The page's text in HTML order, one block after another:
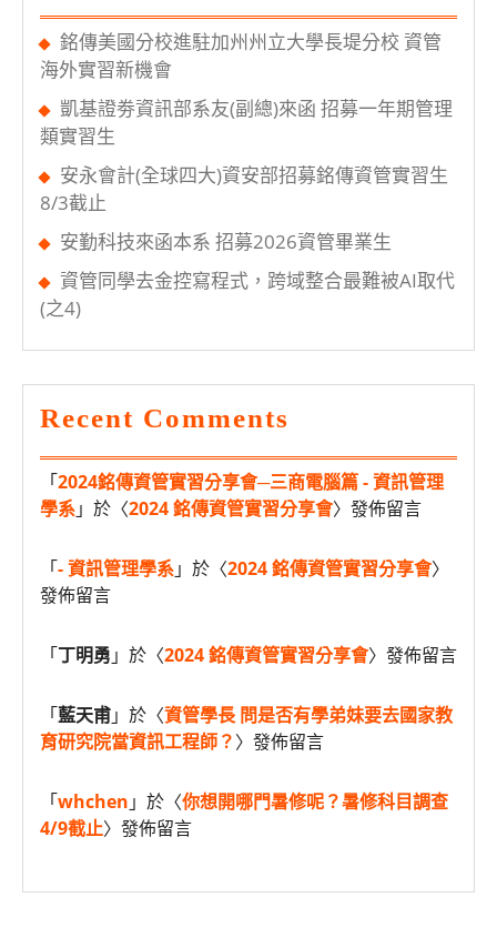
籃
標
冠
(桃
園
銘傳美國分校進駐加州州立大學長堤分校 資管
海外實習新機會
凱基證劵資訊部系友(副總)來函 招募一年期管理
類實習生
安永會計(全球四大)資安部招募銘傳資管實習生
8/3截止
安勤科技來函本系 招募2026資管畢業生
資管同學去金控寫程式，跨域整合最難被AI取代
(之4)
Recent Comments
「2024銘傳資管實習分享會─三商電腦篇 - 資訊管理
學系」於〈2024 銘傳資管實習分享會〉發佈留言
「- 資訊管理學系」於〈2024 銘傳資管實習分享會〉
發佈留言
「丁明勇 」於〈2024 銘傳資管實習分享會〉發佈留言
「藍天甫」於〈資管學長 問是否有學弟妹要去國家教
育研究院當資訊工程師？〉發佈留言
「whchen 」於〈你想開哪門暑修呢？暑修科目調查
4/9截止〉發佈留言